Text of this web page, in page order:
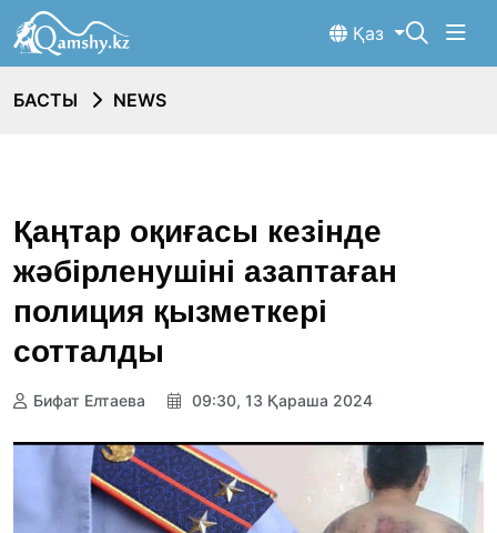
Қаз
БАСТЫ NEWS
Қаңтар оқиғасы кезінде
жәбірленушіні азаптаған
полиция қызметкері
сотталды
Бифат Елтаева 09:30, 13 Қараша 2024